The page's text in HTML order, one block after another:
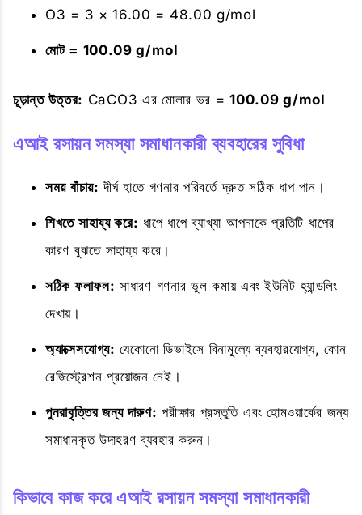
O3 = 3 × 16.00 = 48.00 g/mol
মোট = 100.09 g/mol
চূড়ান্ত উত্তর: CaCO3 এর মোলার ভর =100.09 g/mol
এআই রসায়ন সমস্যা সমাধানকারী ব্যবহারের সুবিধা
সময় বাঁচায়: দীর্ঘ হাতে গণনার পরিবর্তে দ্রুত সঠিক ধাপ পান।
শিখতে সাহায্য করে: ধাপে ধাপে ব্যাখ্যা আপনাকে প্রতিটি ধাপের
কারণ বুঝতে সাহায্য করে।
সঠিক ফলাফল: সাধারণ গণনার ভুল কমায় এবং ইউনিট হ্যান্ডলিং
দেখায়।
অ্যাক্সেসযোগ্য: যেকোনো ডিভাইসে বিনামূল্যে ব্যবহারযোগ্য, কোন
রেজিস্ট্রেশন প্রয়োজন নেই।
পুনরাবৃত্তির জন্য দারুণ: পরীক্ষার প্রস্তুতি এবং হোমওয়ার্কের জন্য
সমাধানকৃত উদাহরণ ব্যবহার করুন।
কিভাবে কাজ করে এআই রসায়ন সমস্যা সমাধানকারী